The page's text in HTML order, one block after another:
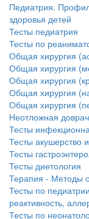
Педиатрия.
здоровья детей
Тесты педиатрия
Тесты по
Общая хирургия
Общая хирургия
Общая хирургия
Общая хирургия
Общая хирургия
Неотложная
Тесты
Тесты акушерство
Тесты
Тесты диетология
Терапия - Методы
Тесты по
реактивность,
Тесты по